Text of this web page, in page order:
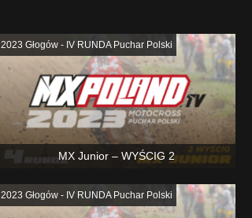
MX Junior – WYŚCIG 2
2023 Głogów - IV RUNDA Puchar Polski
2023 Głogów - IV RUNDA Puchar Polski